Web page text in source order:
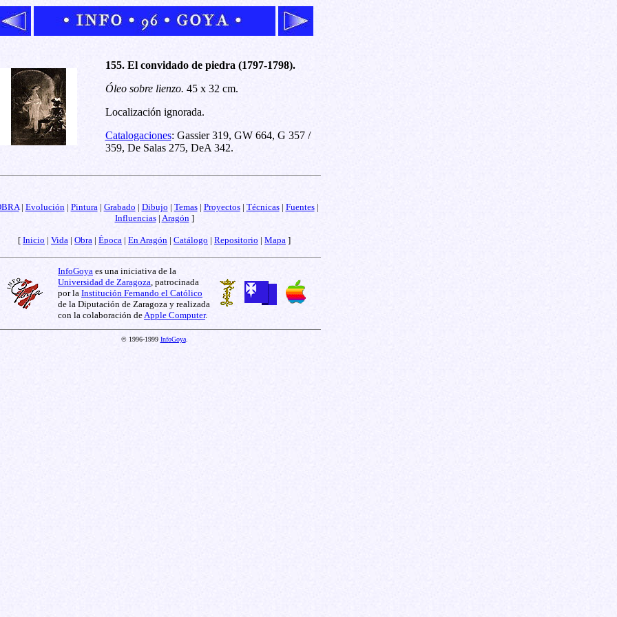
155. El convidado de piedra (1797-1798).
Óleo sobre lienzo. 45 x 32 cm.
Localización ignorada.
Catalogaciones: Gassier 319, GW 664, G 357 /
359, De Salas 275, DeA 342.
| Evolución| Pintura| Grabado | Dibujo | Temas| Proyectos| Técnicas| Fuentes|
Influencias| Aragón]
[ Inicio | Vida | Obra | Época | En Aragón | Catálogo | Repositorio | Mapa ]
InfoGoya es una iniciativa de la
Universidad de Zaragoza, patrocinada
por la Institución Fernando el Católico
de la Diputación de Zaragoza y realizada
con la colaboración deApple Computer.
© 1996-1999 InfoGoya.